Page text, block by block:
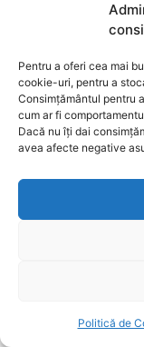
Pentru a oferi cea mai
cookie-uri, pentru a
Consimțământul pentru
cum ar fi
Dacă nu îți dai
avea afecte negative
Politică de